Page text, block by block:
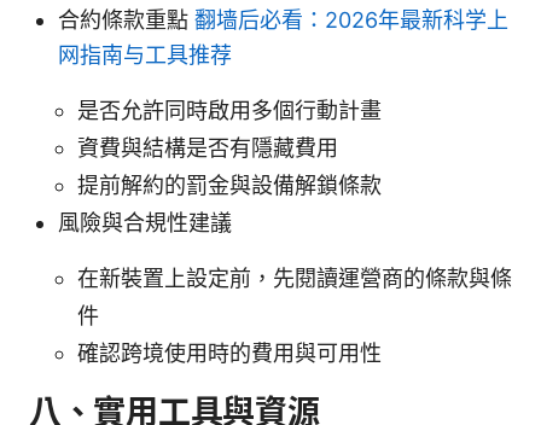
合約條款重點 翻墙后必看：2026年最新科学上
网指南与工具推荐
是否允許同時啟用多個行動計畫
資費與結構是否有隱藏費用
提前解約的罰金與設備解鎖條款
風險與合規性建議
在新裝置上設定前，先閱讀運營商的條款與條
件
確認跨境使用時的費用與可用性
八、實用工具與資源